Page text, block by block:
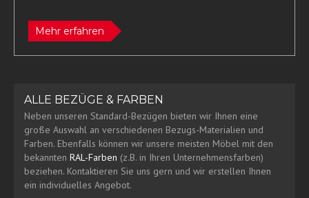
Mehr erfahren
ALLE BEZÜGE & FARBEN
Neben unseren Standard-Bezügen bieten wir Ihnen eine
große Auswahl an verschiedenen Bezugs-Materialien und
Farben. Ebenfalls können wir unsere meisten Möbel mit den
bekannten RAL-Farben (z.B. in Ihren Unternehmensfarben)
beziehen. Kontaktieren Sie uns gern und wir erstellen Ihnen
ein individuelles Angebot.